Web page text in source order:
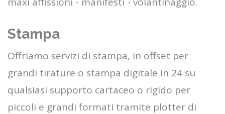
Stampa
Offriamo servizi di stampa, in offset per
grandi tirature o stampa digitale in 24 su
qualsiasi supporto cartaceo o rigido per
piccoli e grandi formati tramite plotter di